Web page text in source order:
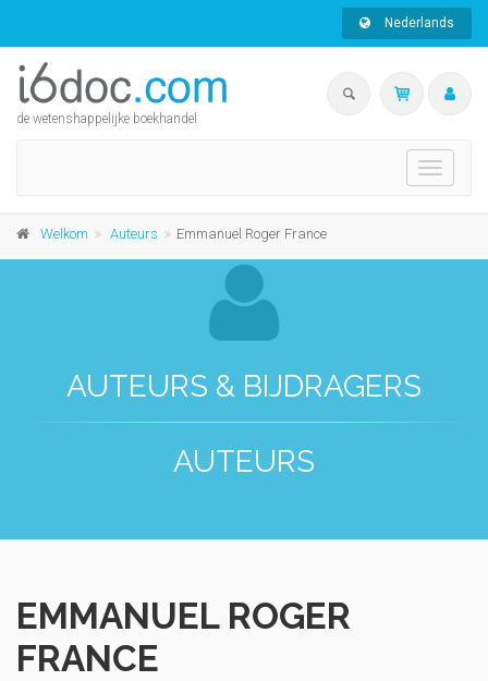
Nederlands
de wetenshappelijke boekhandel
Toggle
Welkom Auteurs Emmanuel Roger France
AUTEURS & BIJDRAGERS
AUTEURS
EMMANUEL ROGER
FRANCE